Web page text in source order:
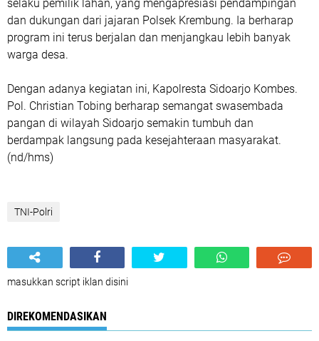
selaku pemilik lahan, yang mengapresiasi pendampingan
dan dukungan dari jajaran Polsek Krembung. Ia berharap
program ini terus berjalan dan menjangkau lebih banyak
warga desa.
Dengan adanya kegiatan ini, Kapolresta Sidoarjo Kombes.
Pol. Christian Tobing berharap semangat swasembada
pangan di wilayah Sidoarjo semakin tumbuh dan
berdampak langsung pada kesejahteraan masyarakat.
(nd/hms)
TNI-Polri
masukkan script iklan disini
DIREKOMENDASIKAN